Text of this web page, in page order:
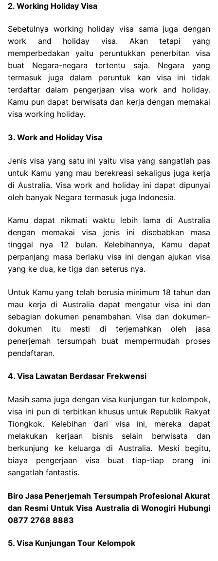
2. Working Holiday Visa
Sebetulnya working holiday visa sama juga dengan
work and holiday visa. Akan tetapi yang
memperbedakan yaitu peruntukkan penerbitan visa
buat Negara-negara tertentu saja. Negara yang
termasuk juga dalam peruntuk kan visa ini tidak
terdaftar dalam pengerjaan visa work and holiday.
Kamu pun dapat berwisata dan kerja dengan memakai
visa working holiday.
3. Work and Holiday Visa
Jenis visa yang satu ini yaitu visa yang sangatlah pas
untuk Kamu yang mau berekreasi sekaligus juga kerja
di Australia. Visa work and holiday ini dapat dipunyai
oleh banyak Negara termasuk juga Indonesia.
Kamu dapat nikmati waktu lebih lama di Australia
dengan memakai visa jenis ini disebabkan masa
tinggal nya 12 bulan. Kelebihannya, Kamu dapat
perpanjang masa berlaku visa ini dengan ajukan visa
yang ke dua, ke tiga dan seterus nya.
Untuk Kamu yang telah berusia minimum 18 tahun dan
mau kerja di Australia dapat mengatur visa ini dan
sebagian dokumen penambahan. Visa dan dokumen-
dokumen itu mesti di terjemahkan oleh jasa
penerjemah tersumpah buat mempermudah proses
pendaftaran.
4. Visa Lawatan Berdasar Frekwensi
Masih sama juga dengan visa kunjungan tur kelompok,
visa ini pun di terbitkan khusus untuk Republik Rakyat
Tiongkok. Kelebihan dari visa ini, mereka dapat
melakukan kerjaan bisnis selain berwisata dan
berkunjung ke keluarga di Australia. Meski begitu,
biaya pengerjaan visa buat tiap-tiap orang ini
sangatlah fantastis.
Biro Jasa Penerjemah Tersumpah Profesional Akurat
dan Resmi Untuk Visa Australia di Wonogiri Hubungi
0877 2768 8883
5. Visa Kunjungan Tour Kelompok